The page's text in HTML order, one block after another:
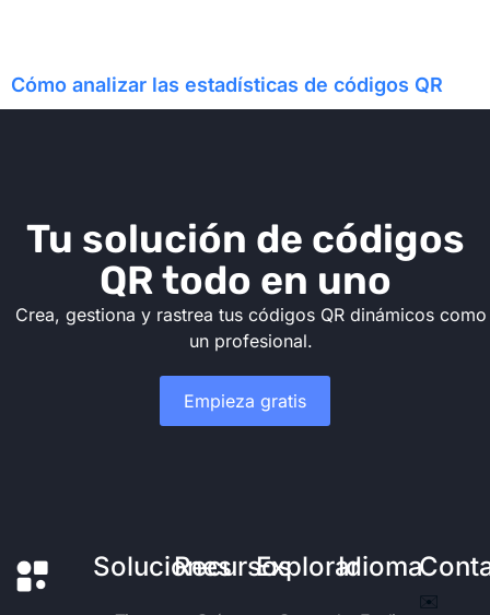
Cómo analizar las estadísticas de códigos QR
Tu solución de códigos
QR todo en uno
Crea, gestiona y rastrea tus códigos QR dinámicos como
un profesional.
Empieza gratis
SolucionesRecursosExplorarIdioma
✉️